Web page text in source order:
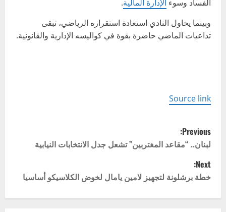
الفساد وسوء الإدارة المالية.
وبينما يحاول النادي استعادة استقراره الرياضي، تبقى
تداعيات الماضي حاضرة بقوة في كواليسه الإدارية والقانونية.
Source link
P
o
s
Previous:
لبنان.. “مقاعد المغتربين” تشعل جدل الانتخابات النيابية
Next:
خطة برشلونة لتجهيز لامين يامال لخوض الكلاسيكو أساسيا